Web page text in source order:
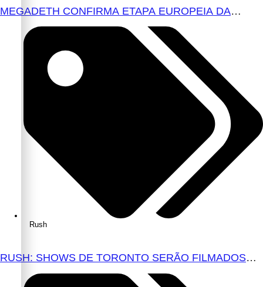
MEGADETH CONFIRMA ETAPA EUROPEIA DA
Rush
RUSH: SHOWS DE TORONTO SERÃO FILMADOS